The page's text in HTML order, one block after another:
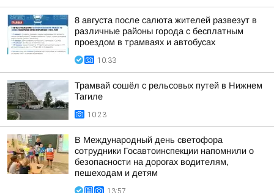
8 августа после салюта жителей развезут в
различные районы города с бесплатным
проездом в трамваях и автобусах
10:33
Трамвай сошёл с рельсовых путей в Нижнем
Тагиле
10:23
В Международный день светофора
сотрудники Госавтоинспекции напомнили о
безопасности на дорогах водителям,
пешеходам и детям
13:57